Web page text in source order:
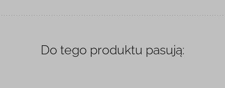
Do tego produktu pasują: